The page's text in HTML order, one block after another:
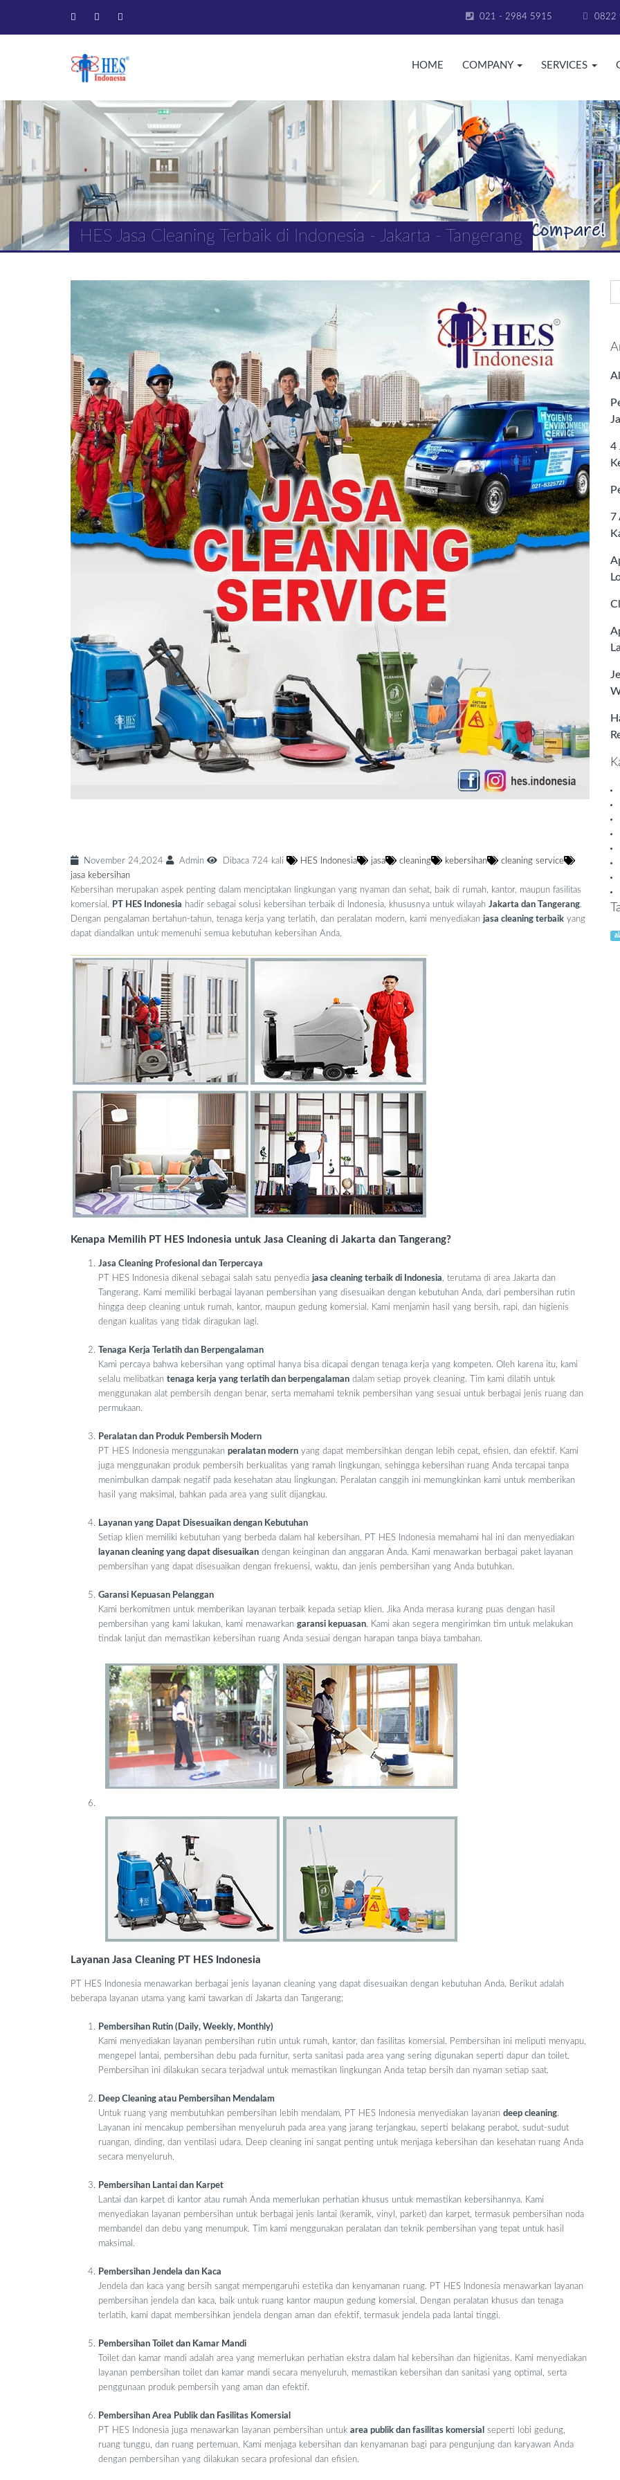
021 - 2984 5915 0822
HOME COMPANY SERVICES
HES Jasa Cleaning Terbaik di Indonesia - Jakarta - Tangerang
November 24,2024 Admin Dibaca 724 kali HES Indonesia jasa cleaning kebersihan
cleaning service
jasa kebersihan
Kebersihan merupakan aspek penting dalam menciptakan lingkungan yang nyaman dan sehat, baik di rumah, kantor, maupun fasilitas
komersial. PT HES Indonesia hadir sebagai solusi kebersihan terbaik di Indonesia, khususnya untuk wilayah Jakarta dan Tangerang.
Dengan pengalaman bertahun-tahun, tenaga kerja yang terlatih, dan peralatan modern, kami menyediakan jasa cleaning terbaik yang
dapat diandalkan untuk memenuhi semua kebutuhan kebersihan Anda.
Kenapa Memilih PT HES Indonesia untuk Jasa Cleaning di Jakarta dan Tangerang?
Jasa Cleaning Profesional dan Terpercaya
PT HES Indonesia dikenal sebagai salah satu penyedia jasa cleaning terbaik di Indonesia, terutama di area Jakarta dan
Tangerang. Kami memiliki berbagai layanan pembersihan yang disesuaikan dengan kebutuhan Anda, dari pembersihan rutin
hingga deep cleaning untuk rumah, kantor, maupun gedung komersial. Kami menjamin hasil yang bersih, rapi, dan higienis
dengan kualitas yang tidak diragukan lagi.
Tenaga Kerja Terlatih dan Berpengalaman
Kami percaya bahwa kebersihan yang optimal hanya bisa dicapai dengan tenaga kerja yang kompeten. Oleh karena itu, kami
selalu melibatkan tenaga kerja yang terlatih dan berpengalaman dalam setiap proyek cleaning. Tim kami dilatih untuk
menggunakan alat pembersih dengan benar, serta memahami teknik pembersihan yang sesuai untuk berbagai jenis ruang dan
permukaan.
Peralatan dan Produk Pembersih Modern
PT HES Indonesia menggunakan peralatan modern yang dapat membersihkan dengan lebih cepat, efisien, dan efektif. Kami
juga menggunakan produk pembersih berkualitas yang ramah lingkungan, sehingga kebersihan ruang Anda tercapai tanpa
menimbulkan dampak negatif pada kesehatan atau lingkungan. Peralatan canggih ini memungkinkan kami untuk memberikan
hasil yang maksimal, bahkan pada area yang sulit dijangkau.
Layanan yang Dapat Disesuaikan dengan Kebutuhan
Setiap klien memiliki kebutuhan yang berbeda dalam hal kebersihan. PT HES Indonesia memahami hal ini dan menyediakan
layanan cleaning yang dapat disesuaikan dengan keinginan dan anggaran Anda. Kami menawarkan berbagai paket layanan
pembersihan yang dapat disesuaikan dengan frekuensi, waktu, dan jenis pembersihan yang Anda butuhkan.
Garansi Kepuasan Pelanggan
Kami berkomitmen untuk memberikan layanan terbaik kepada setiap klien. Jika Anda merasa kurang puas dengan hasil
pembersihan yang kami lakukan, kami menawarkan garansi kepuasan. Kami akan segera mengirimkan tim untuk melakukan
tindak lanjut dan memastikan kebersihan ruang Anda sesuai dengan harapan tanpa biaya tambahan.
Layanan Jasa Cleaning PT HES Indonesia
PT HES Indonesia menawarkan berbagai jenis layanan cleaning yang dapat disesuaikan dengan kebutuhan Anda. Berikut adalah
beberapa layanan utama yang kami tawarkan di Jakarta dan Tangerang:
Pembersihan Rutin (Daily, Weekly, Monthly)
Kami menyediakan layanan pembersihan rutin untuk rumah, kantor, dan fasilitas komersial. Pembersihan ini meliputi menyapu,
mengepel lantai, pembersihan debu pada furnitur, serta sanitasi pada area yang sering digunakan seperti dapur dan toilet.
Pembersihan ini dilakukan secara terjadwal untuk memastikan lingkungan Anda tetap bersih dan nyaman setiap saat.
Deep Cleaning atau Pembersihan Mendalam
Untuk ruang yang membutuhkan pembersihan lebih mendalam, PT HES Indonesia menyediakan layanan deep cleaning.
Layanan ini mencakup pembersihan menyeluruh pada area yang jarang terjangkau, seperti belakang perabot, sudut-sudut
ruangan, dinding, dan ventilasi udara. Deep cleaning ini sangat penting untuk menjaga kebersihan dan kesehatan ruang Anda
secara menyeluruh.
Pembersihan Lantai dan Karpet
Lantai dan karpet di kantor atau rumah Anda memerlukan perhatian khusus untuk memastikan kebersihannya. Kami
menyediakan layanan pembersihan untuk berbagai jenis lantai (keramik, vinyl, parket) dan karpet, termasuk pembersihan noda
membandel dan debu yang menumpuk. Tim kami menggunakan peralatan dan teknik pembersihan yang tepat untuk hasil
maksimal.
Pembersihan Jendela dan Kaca
Jendela dan kaca yang bersih sangat mempengaruhi estetika dan kenyamanan ruang. PT HES Indonesia menawarkan layanan
pembersihan jendela dan kaca, baik untuk ruang kantor maupun gedung komersial. Dengan peralatan khusus dan tenaga
terlatih, kami dapat membersihkan jendela dengan aman dan efektif, termasuk jendela pada lantai tinggi.
Pembersihan Toilet dan Kamar Mandi
Toilet dan kamar mandi adalah area yang memerlukan perhatian ekstra dalam hal kebersihan dan higienitas. Kami menyediakan
layanan pembersihan toilet dan kamar mandi secara menyeluruh, memastikan kebersihan dan sanitasi yang optimal, serta
penggunaan produk pembersih yang aman dan efektif.
Pembersihan Area Publik dan Fasilitas Komersial
PT HES Indonesia juga menawarkan layanan pembersihan untuk area publik dan fasilitas komersial
seperti lobi gedung,
ruang tunggu, dan ruang pertemuan. Kami menjaga kebersihan dan kenyamanan bagi para pengunjung dan karyawan Anda
dengan pembersihan yang dilakukan secara profesional dan efisien.
4
7